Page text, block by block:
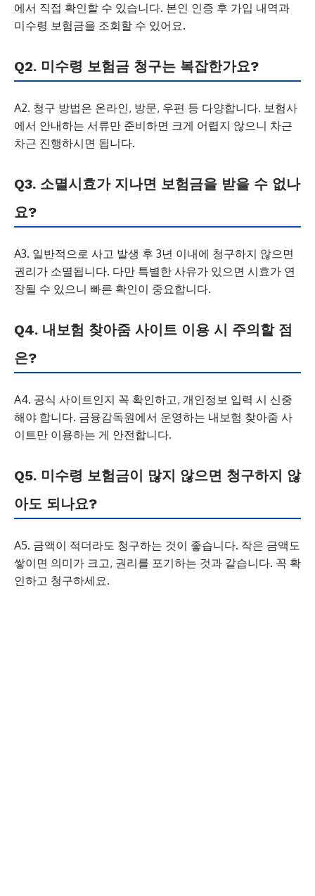
에서 직접 확인할 수 있습니다. 본인 인증 후 가입 내역과
미수령 보험금을 조회할 수 있어요.
Q2. 미수령 보험금 청구는 복잡한가요?
A2. 청구 방법은 온라인, 방문, 우편 등 다양합니다. 보험사
에서 안내하는 서류만 준비하면 크게 어렵지 않으니 차근
차근 진행하시면 됩니다.
Q3. 소멸시효가 지나면 보험금을 받을 수 없나
요?
A3. 일반적으로 사고 발생 후 3년 이내에 청구하지 않으면
권리가 소멸됩니다. 다만 특별한 사유가 있으면 시효가 연
장될 수 있으니 빠른 확인이 중요합니다.
Q4. 내보험 찾아줌 사이트 이용 시 주의할 점
은?
A4. 공식 사이트인지 꼭 확인하고, 개인정보 입력 시 신중
해야 합니다. 금융감독원에서 운영하는 내보험 찾아줌 사
이트만 이용하는 게 안전합니다.
Q5. 미수령 보험금이 많지 않으면 청구하지 않
아도 되나요?
A5. 금액이 적더라도 청구하는 것이 좋습니다. 작은 금액도
쌓이면 의미가 크고, 권리를 포기하는 것과 같습니다. 꼭 확
인하고 청구하세요.